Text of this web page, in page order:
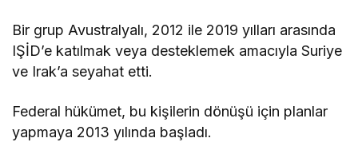
Bir grup Avustralyalı, 2012 ile 2019 yılları arasında
IŞİD’e katılmak veya desteklemek amacıyla Suriye
ve Irak’a seyahat etti.
Federal hükümet, bu kişilerin dönüşü için planlar
yapmaya 2013 yılında başladı.